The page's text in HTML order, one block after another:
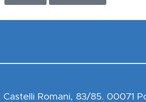
Romani, 83/85. 00071